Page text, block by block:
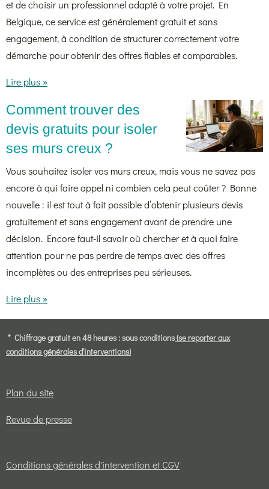
et de choisir un professionnel adapté à votre projet. En
Belgique, ce service est généralement gratuit et sans
engagement, à condition de structurer correctement votre
démarche pour obtenir des offres fiables et comparables.
Lire plus »
Comment trouver des
devis gratuits pour isoler
ses murs creux ?
Vous souhaitez isoler vos murs creux, mais vous ne savez pas
encore à qui faire appel ni combien cela peut coûter ? Bonne
nouvelle : il est tout à fait possible d’obtenir plusieurs devis
gratuitement et sans engagement avant de prendre une
décision. Encore faut-il savoir où chercher et à quoi faire
attention pour ne pas perdre de temps avec des offres
incomplètes ou des entreprises peu sérieuses.
Lire plus »
* Chiffrage gratuit en 48 heures : sous conditions(se reporter aux
conditions générales d'interventions)
Plan du site
Revue de presse
Conditions générales d'intervention et CGV